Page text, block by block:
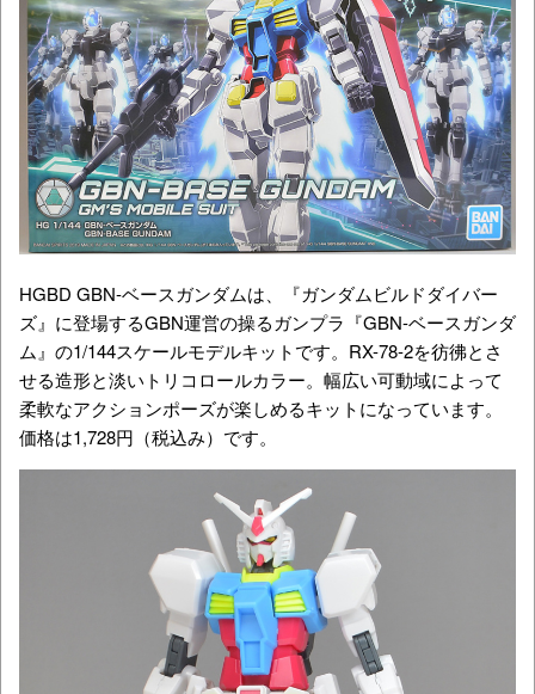
HGBD GBN-ベースガンダムは、『ガンダムビルドダイバー
ズ』に登場するGBN運営の操るガンプラ『GBN-ベースガンダ
ム』の1/144スケールモデルキットです。RX-78-2を彷彿とさ
せる造形と淡いトリコロールカラー。幅広い可動域によって
柔軟なアクションポーズが楽しめるキットになっています。
価格は1,728円（税込み）です。